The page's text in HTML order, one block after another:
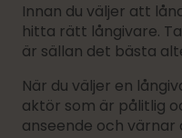
Innan du väljer att
hitta rätt långivare.
är sällan det bästa
När du väljer en
aktör som är pålitlig
anseende och värnar